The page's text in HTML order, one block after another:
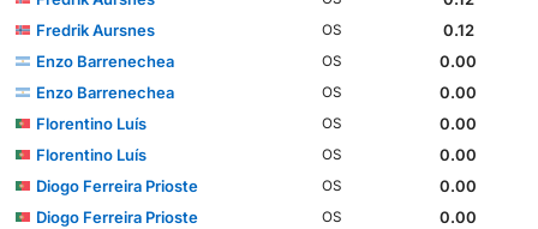
Fredrik Aursnes
OS
0.12
Enzo Barrenechea
OS
0.00
Enzo Barrenechea
OS
0.00
Florentino Luís
OS
0.00
Florentino Luís
OS
0.00
Diogo Ferreira Prioste
OS
0.00
Diogo Ferreira Prioste
OS 0.00